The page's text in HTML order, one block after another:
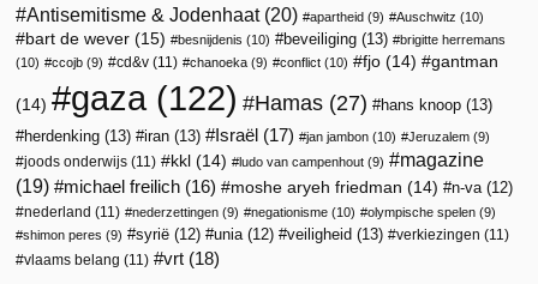
Antisemitisme & Jodenhaat(20) apartheid (9) Auschwitz (10)
bart de wever (15) besnijdenis (10) beveiliging (13)
brigitte herremans
(10)
ccojb (9) cd&v (11) chanoeka (9) conflict (10) fjo (14) gantman
(14) gaza(122) Hamas (27) hans knoop (13)
herdenking (13) iran (13) Israël (17) jan jambon (10) Jeruzalem (9)
joods onderwijs (11) kkl (14) ludo van campenhout (9)
magazine
(19)
michael freilich (16) moshe aryeh friedman (14) n-va (12)
nederland (11) nederzettingen (9) negationisme (10) olympische spelen (9)
shimon peres (9) syrië (12) unia (12) veiligheid (13) verkiezingen (11)
vlaams belang (11) vrt (18)